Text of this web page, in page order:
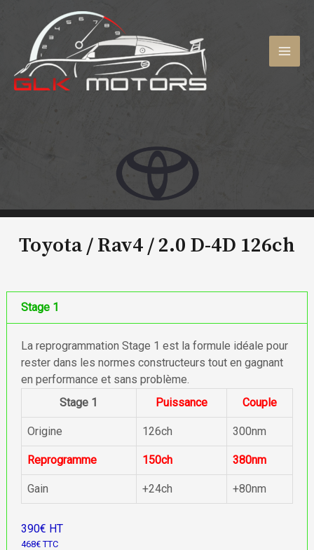
contenu
Toyota / Rav4 /2.0 D-4D 126ch
Stage 1
La reprogrammation Stage 1 est la formule idéale pour
rester dans les normes constructeurs tout en gagnant
en performance et sans problème.
Stage 1
Puissance Couple
Origine 126ch 300nm
Reprogramme 150ch 380nm
Gain +24ch +80nm
390€ HT
468€ TTC